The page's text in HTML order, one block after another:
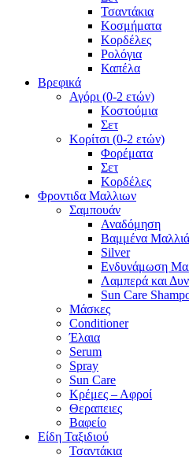
Τσαντάκια
Κοσμήματα
Κορδέλες
Ρολόγια
Καπέλα
Βρεφικά
Αγόρι (0-2 ετών)
Κοστούμια
Σετ
Κορίτσι (0-2 ετών)
Φορέματα
Σετ
Κορδέλες
Φροντιδα Μαλλιων
Σαμπουάν
Αναδόμηση
Βαμμένα Μαλλιά
Silver
Ενδυνάμωση
Λαμπερά και
Sun Care
Μάσκες
Conditioner
Έλαια
Serum
Spray
Sun Care
Κρέμες – Αφροί
Θεραπειες
Βαφείο
Είδη Ταξιδιού
Τσαντάκια